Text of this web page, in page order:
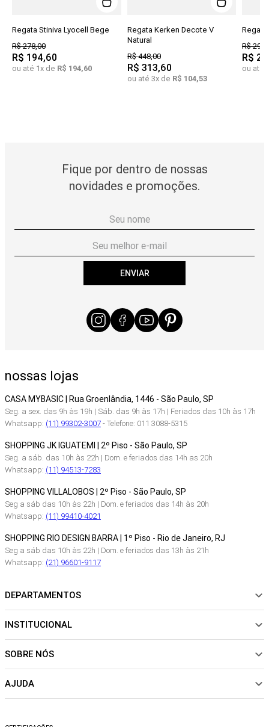
Regata Stiniva Lyocell Bege
R$278,00
R$ 194,60
ou até 1x de R$ 194,60
Regata Kerken Decote V
Natural
R$448,00
R$ 313,60
ou até 3x de R$ 104,53
Regata
R$298
R$
ou até
Fique por dentro de nossas
novidades e promoções.
ENVIAR
nossas lojas
CASA MYBASIC | Rua Groenlândia, 1446 - São Paulo, SP
Seg. a sex. das 9h às 19h | Sáb. das 9h às 17h | Feriados das 10h às 17h
Whatsapp: (11) 99302-3007- Telefone: 011 3088-5315
SHOPPING JK IGUATEMI | 2º Piso - São Paulo, SP
Seg. a sáb. das 10h às 22h | Dom. e feriados das 14h as 20h
Whatsapp: (11) 94513-7283
SHOPPING VILLALOBOS | 2º Piso - São Paulo, SP
Seg a sáb das 10h às 22h | Dom. e feriados das 14h às 20h
Whatsapp: (11) 99410-4021
SHOPPING RIO DESIGN BARRA | 1º Piso - Rio de Janeiro, RJ
Seg a sáb das 10h às 22h | Dom. e feriados das 13h às 21h
Whatsapp: (21) 96601-9117
DEPARTAMENTOS
NOVIDADES
CALÇADOS
INSTITUCIONAL
Sobre Nós
Sustentabilidade
Trocas e Devoluções
SOBRE NÓS
Política de pagamento
AJUDA